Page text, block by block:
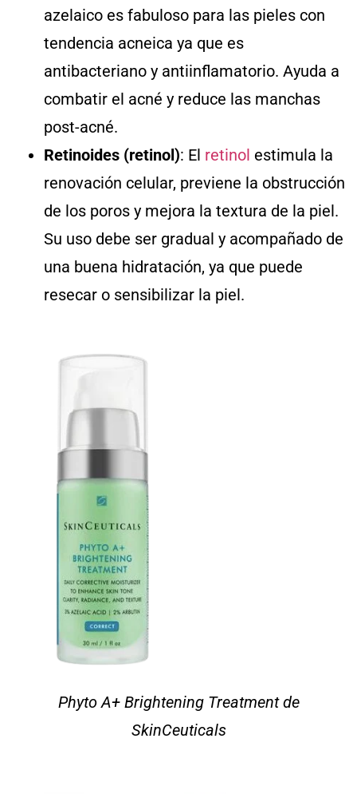
azelaico es fabuloso para las pieles con
tendencia acneica ya que es
antibacteriano y antiinflamatorio. Ayuda a
combatir el acné y reduce las manchas
post-acné.
Retinoides (retinol): El retinol estimula la
renovación celular, previene la obstrucción
de los poros y mejora la textura de la piel.
Su uso debe ser gradual y acompañado de
una buena hidratación, ya que puede
resecar o sensibilizar la piel.
Phyto A+ Brightening Treatment de
SkinCeuticals